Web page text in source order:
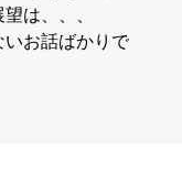
は、、、
お話ばかりで